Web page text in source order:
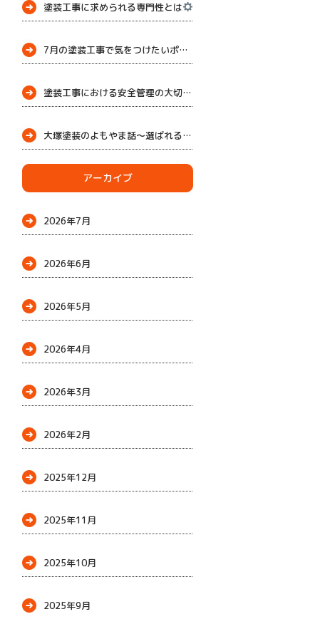
塗装工事に求められる専門性とは
7月の塗装工事で気をつけたいポイント
塗装工事における安全管理の大切さ
大塚塗装のよもやま話～選ばれる理由
アーカイブ
2026年7月
2026年6月
2026年5月
2026年4月
2026年3月
2026年2月
2025年12月
2025年11月
2025年10月
2025年9月